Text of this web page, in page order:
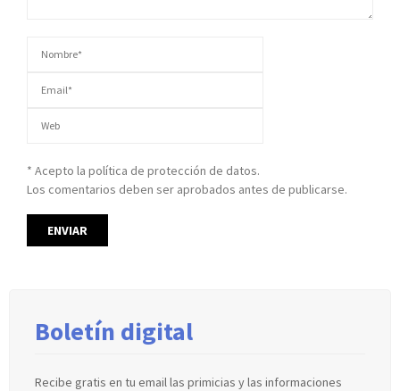
* Acepto la política de protección de datos.
Los comentarios deben ser aprobados antes de publicarse.
Boletín digital
Recibe gratis en tu email las primicias y las informaciones